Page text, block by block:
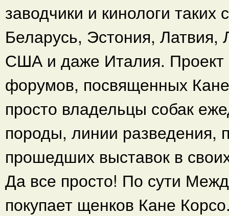
заводчики и кинологи таких
Беларусь, Эстония, Латвия,
США и даже Италия. Проект
форумов, посвященных
просто владельцы собак
породы, линии разведения,
прошедших выставок в
Да все просто! По сути
покупает щенков Кане